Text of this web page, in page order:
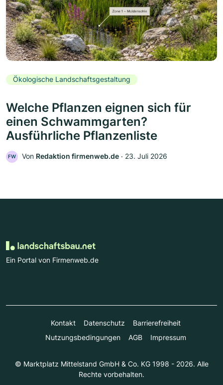
Ökologische Landschaftsgestaltung
Welche Pflanzen eignen sich für
einen Schwammgarten?
Ausführliche Pflanzenliste
FW Von Redaktion firmenweb.de ‧ 23. Juli 2026
Ein Portal von Firmenweb.de
Kontakt Datenschutz
Barrierefreiheit
Nutzungsbedingungen
AGB Impressum
© Marktplatz Mittelstand GmbH & Co. KG 1998 - 2026. Alle
Rechte vorbehalten.